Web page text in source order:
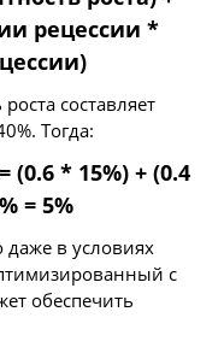
рецессии *
составляет
Тогда:
* 15%) + (0.4
= 5%
даже в условиях
с
обеспечить